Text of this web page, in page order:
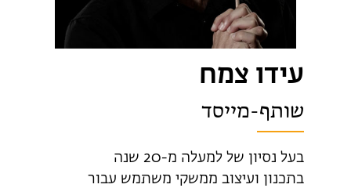
עידו צמח
שותף-מייסד
בעל נסיון של למעלה מ-20 שנה
בתכנון ועיצוב ממשקי משתמש עבור